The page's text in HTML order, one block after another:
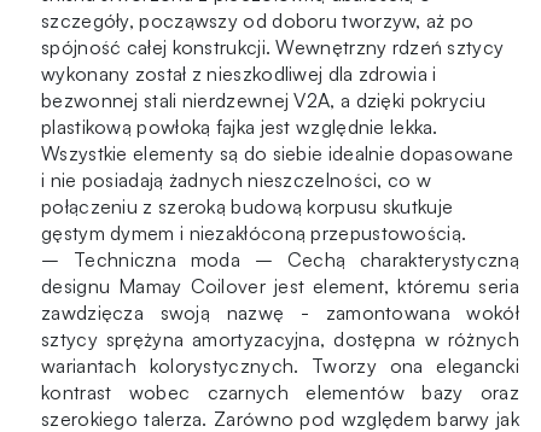
szczegóły, począwszy od doboru tworzyw, aż po
spójność całej konstrukcji. Wewnętrzny rdzeń sztycy
wykonany został z nieszkodliwej dla zdrowia i
bezwonnej stali nierdzewnej V2A, a dzięki pokryciu
plastikową powłoką fajka jest względnie lekka.
Wszystkie elementy są do siebie idealnie dopasowane
i nie posiadają żadnych nieszczelności, co w
połączeniu z szeroką budową korpusu skutkuje
gęstym dymem i niezakłóconą przepustowością.
– Techniczna moda – Cechą charakterystyczną
designu Mamay Coilover jest element, któremu seria
zawdzięcza swoją nazwę - zamontowana wokół
sztycy sprężyna amortyzacyjna, dostępna w różnych
wariantach kolorystycznych. Tworzy ona elegancki
kontrast wobec czarnych elementów bazy oraz
szerokiego talerza. Zarówno pod względem barwy jak